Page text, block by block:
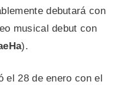
debutará con
musical debut con
).
el 28 de enero con el